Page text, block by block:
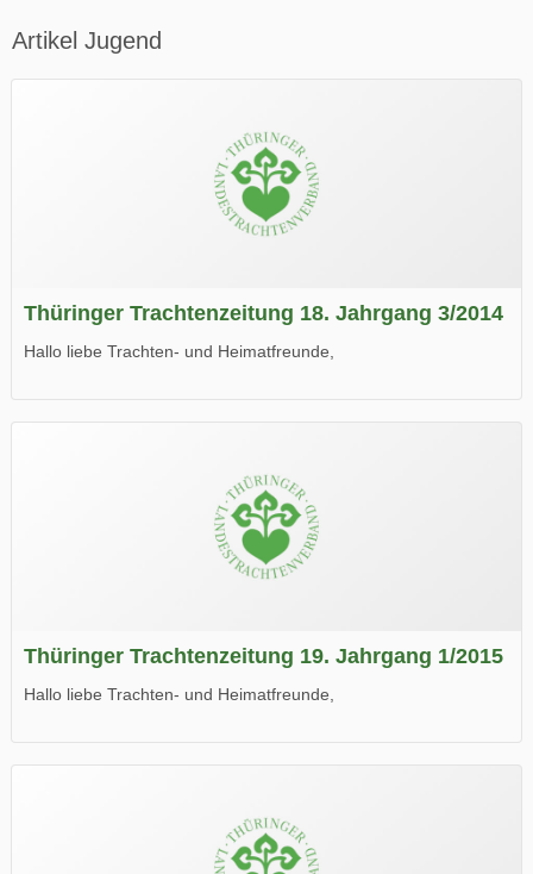
Artikel Jugend
Thüringer Trachtenzeitung 18. Jahrgang 3/2014
Hallo liebe Trachten- und Heimatfreunde,
Wir wünschen Euch viel Spaß beim Lesen.
Thüringer Trachtenzeitung 19. Jahrgang 1/2015
Hallo liebe Trachten- und Heimatfreunde,
Wir wünschen Euch viel Spaß beim Lesen.